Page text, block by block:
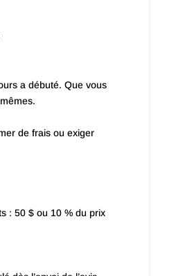
a débuté. Que vous
de frais ou exiger
: 50 $ ou 10 % du prix